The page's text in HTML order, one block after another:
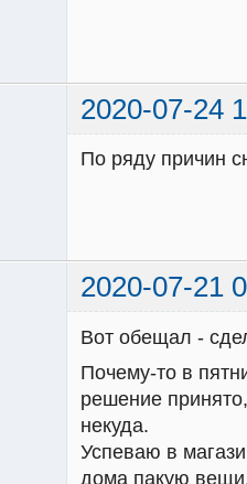
2020-07-24
По ряду причин
2020-07-21
Вот обещал -
Почему-то в
решение
некуда.
Успеваю в
дома пакую